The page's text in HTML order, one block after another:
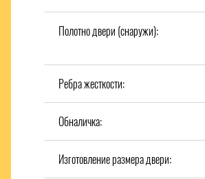
Полотно двери (снаружи):
Ребра жесткости:
Обналичка:
Изготовление размера двери: